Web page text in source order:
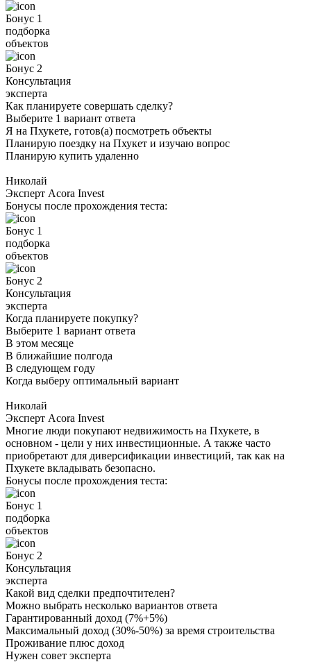
Бонус 1
подборка
объектов
Бонус 2
Консультация
эксперта
Как планируете совершать сделку?
Выберите 1 вариант ответа
Я на Пхукете, готов(а) посмотреть объекты
Планирую поездку на Пхукет и изучаю вопрос
Планирую купить удаленно
Николай
Эксперт Acora Invest
Бонусы после прохождения теста:
Бонус 1
подборка
объектов
Бонус 2
Консультация
эксперта
Когда планируете покупку?
Выберите 1 вариант ответа
В этом месяце
В ближайшие полгода
В следующем году
Когда выберу оптимальный вариант
Николай
Эксперт Acora Invest
Многие люди покупают недвижимость на Пхукете, в
основном - цели у них инвестиционные. А также часто
приобретают для диверсификации инвестиций, так как на
Пхукете вкладывать безопасно.
Бонусы после прохождения теста:
Бонус 1
подборка
объектов
Бонус 2
Консультация
эксперта
Какой вид сделки предпочтителен?
Можно выбрать несколько вариантов ответа
Гарантированный доход (7%+5%)
Максимальный доход (30%-50%) за время строительства
Проживание плюс доход
Нужен совет эксперта